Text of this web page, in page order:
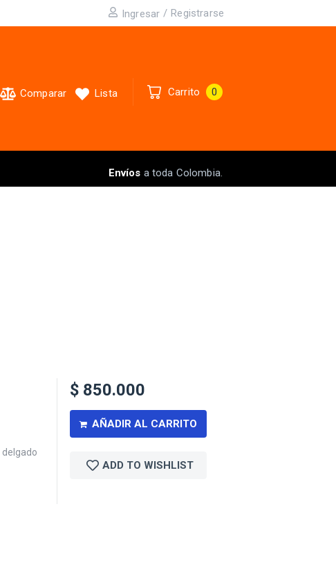
Ingresar / Registrarse
Comparar Lista Carrito 0
Envíos a toda Colombia.
$ 850.000
AÑADIR AL CARRITO
ADD TO WISHLIST